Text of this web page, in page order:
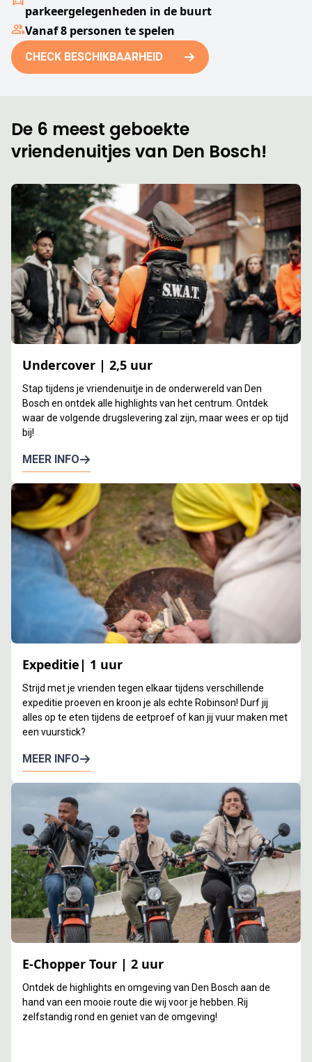
parkeergelegenheden in de buurt
Vanaf 8 personen te spelen
CHECK BESCHIKBAARHEID
De 6 meest geboekte
vriendenuitjes van Den Bosch!
Undercover | 2,5 uur
Stap tijdens je vriendenuitje in de onderwereld van Den
Bosch en ontdek alle highlights van het centrum. Ontdek
waar de volgende drugslevering zal zijn, maar wees er op tijd
bij!
MEER INFO
Expeditie| 1 uur
Strijd met je vrienden tegen elkaar tijdens verschillende
expeditie proeven en kroon je als echte Robinson! Durf jij
alles op te eten tijdens de eetproef of kan jij vuur maken met
een vuurstick?
MEER INFO
E-Chopper Tour | 2 uur
Ontdek de highlights en omgeving van Den Bosch aan de
hand van een mooie route die wij voor je hebben. Rij
zelfstandig rond en geniet van de omgeving!